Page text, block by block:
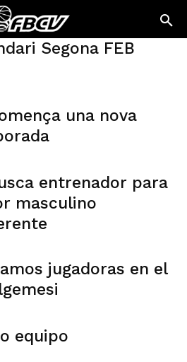
Segona FEB
una nova
entrenador para
masculino
jugadoras en el
equipo